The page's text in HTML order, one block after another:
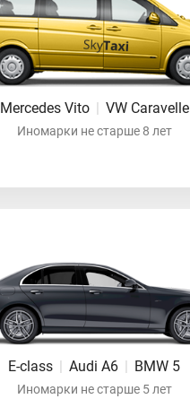
Mercedes Vito | VW Caravelle
Иномарки не старше 8 лет
E-class | Audi A6 | BMW 5
Иномарки не старше 5 лет